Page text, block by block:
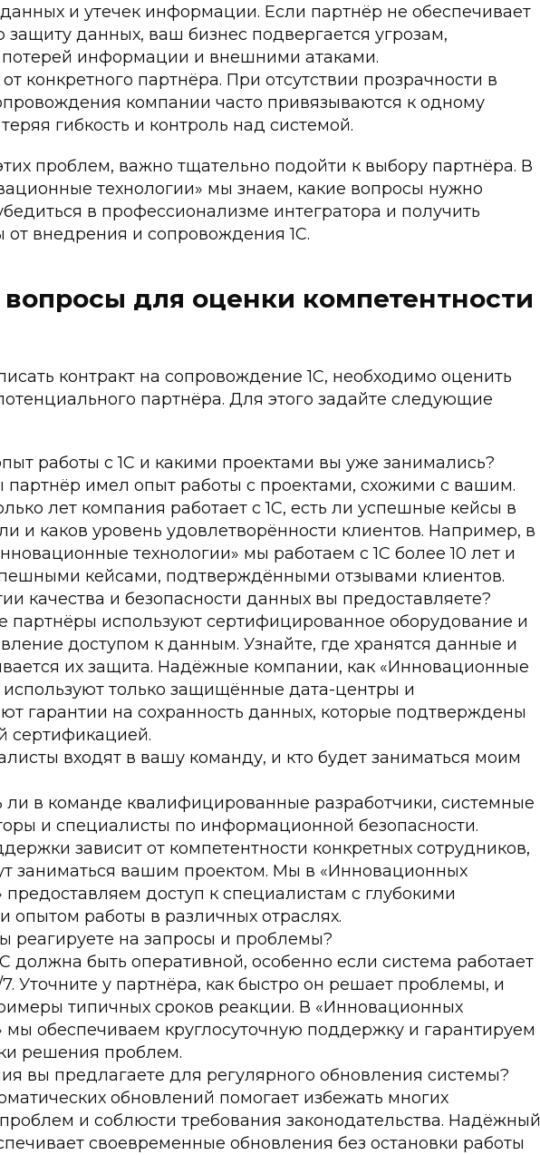
и утечек информации. Если партнёр не обеспечивает
данных, ваш бизнес подвергается угрозам,
информации и внешними атаками.
конкретного партнёра. При отсутствии прозрачности в
компании часто привязываются к одному
гибкость и контроль над системой.
проблем, важно тщательно подойти к выбору партнёра. В
технологии» мы знаем, какие вопросы нужно
в профессионализме интегратора и получить
от внедрения и сопровождения 1С.
для оценки компетентности
контракт на сопровождение 1С, необходимо оценить
партнёра. Для этого задайте следующие
работы с 1С и какими проектами вы уже занимались?
партнёр имел опыт работы с проектами, схожими с вашим.
лет компания работает с 1С, есть ли успешные кейсы в
и каков уровень удовлетворённости клиентов. Например, в
технологии» мы работаем с 1С более 10 лет и
кейсами, подтверждёнными отзывами клиентов.
качества и безопасности данных вы предоставляете?
партнёры используют сертифицированное оборудование и
доступом к данным. Узнайте, где хранятся данные и
их защита. Надёжные компании, как «Инновационные
используют только защищённые дата-центры и
гарантии на сохранность данных, которые подтверждены
сертификацией.
входят в вашу команду, и кто будет заниматься моим
ли в команде квалифицированные разработчики, системные
и специалисты по информационной безопасности.
зависит от компетентности конкретных сотрудников,
заниматься вашим проектом. Мы в «Инновационных
предоставляем доступ к специалистам с глубокими
опытом работы в различных отраслях.
реагируете на запросы и проблемы?
должна быть оперативной, особенно если система работает
Уточните у партнёра, как быстро он решает проблемы, и
типичных сроков реакции. В «Инновационных
мы обеспечиваем круглосуточную поддержку и гарантируем
решения проблем.
вы предлагаете для регулярного обновления системы?
обновлений помогает избежать многих
и соблюсти требования законодательства. Надёжный
своевременные обновления без остановки работы